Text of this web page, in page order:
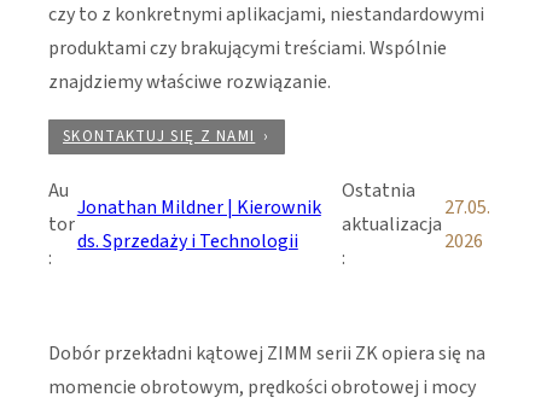
czy to z konkretnymi aplikacjami, niestandardowymi
produktami czy brakującymi treściami. Wspólnie
znajdziemy właściwe rozwiązanie.
SKONTAKTUJ SIĘ Z NAMI
Au
tor
:
Jonathan Mildner | Kierownik
ds. Sprzedaży i Technologii
Ostatnia
aktualizacja
:
27.05.
2026
Dobór przekładni kątowej ZIMM serii ZK opiera się na
momencie obrotowym, prędkości obrotowej i mocy